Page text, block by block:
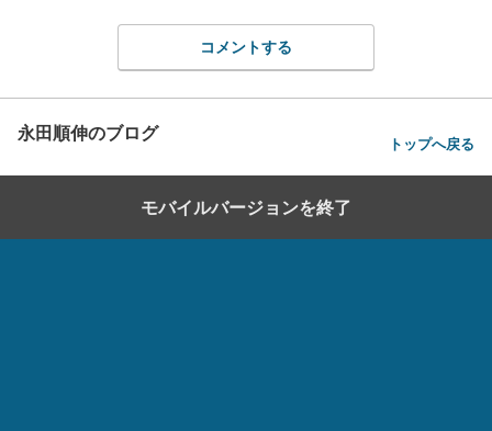
コメントする
永田順伸のブログ トップへ戻る
モバイルバージョンを終了